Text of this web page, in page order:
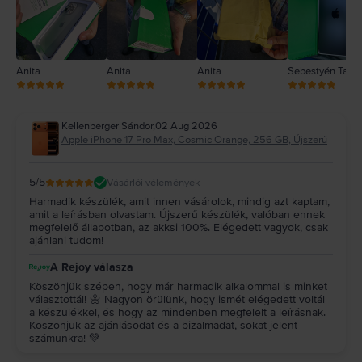
Anita Anita Anita Sebestyén
Kellenberger Sándor,02 Aug 2026
Apple iPhone 17 Pro Max, Cosmic Orange, 256 GB, Újszerű
5/5 Vásárlói vélemények
Harmadik készülék, amit innen vásárolok, mindig azt kaptam,
amit a leírásban olvastam. Újszerű készülék, valóban ennek
megfelelő állapotban, az akksi 100%. Elégedett vagyok, csak
ajánlani tudom!
A Rejoy válasza
Köszönjük szépen, hogy már harmadik alkalommal is minket
választottál! 🌼 Nagyon örülünk, hogy ismét elégedett voltál
a készülékkel, és hogy az mindenben megfelelt a leírásnak.
Köszönjük az ajánlásodat és a bizalmadat, sokat jelent
számunkra! 💚